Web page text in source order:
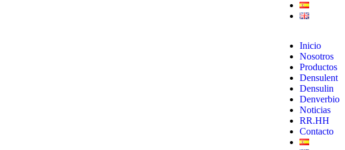
Inicio
Nosotros
Productos
Densulent
Densulin
Denverbio
Noticias
RR.HH
Contacto